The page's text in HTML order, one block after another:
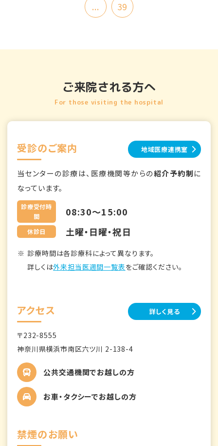
...
39
ご来院される方へ
For those visiting the hospital
受診のご案内 地域医療連携室
当センターの診療は、医療機関等からの紹介予約制に
なっています。
診療受付時
間
08:30～15:00
休診日 土曜・日曜・祝日
診療時間は各診療科によって異なります。
詳しくは外来担当医週間一覧表をご確認ください。
アクセス 詳しく見る
〒232-8555
神奈川県横浜市南区六ツ川 2-138-4
公共交通機関でお越しの方
お車・タクシーでお越しの方
禁煙のお願い